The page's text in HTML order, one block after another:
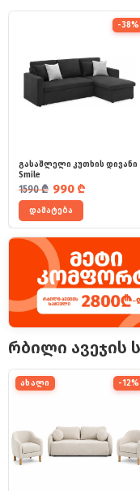
-38%
გასაშლელი კუთხის დივანი
Smile
1590₾
საწყისი ფასი იყო:
990 ₾
მიმდინარე ფასია:
დამატება
რბილი ავეჯის
-12%
ახალი